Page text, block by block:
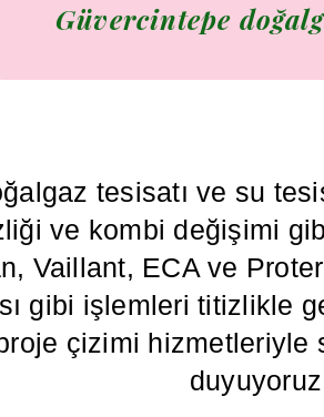
Güvercintepe
tesisatı ve su
ve kombi değişimi
Vaillant, ECA ve
gibi işlemleri titizlikle
çizimi